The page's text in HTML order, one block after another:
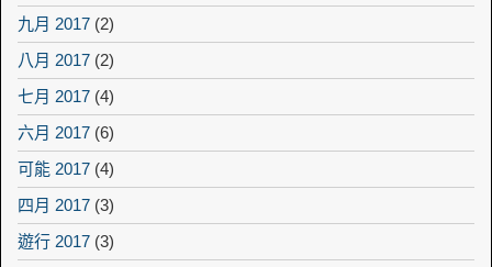
九月 2017 (2)
八月 2017 (2)
七月 2017 (4)
六月 2017 (6)
可能 2017 (4)
四月 2017 (3)
遊行 2017 (3)